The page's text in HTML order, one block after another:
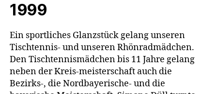
1999
Ein sportliches Glanzstück gelang unseren
Tischtennis- und unseren Rhönradmädchen.
Den Tischtennismädchen bis 11 Jahre gelang
neben der Kreis-meisterschaft auch die
Bezirks-, die Nordbayerische- und die